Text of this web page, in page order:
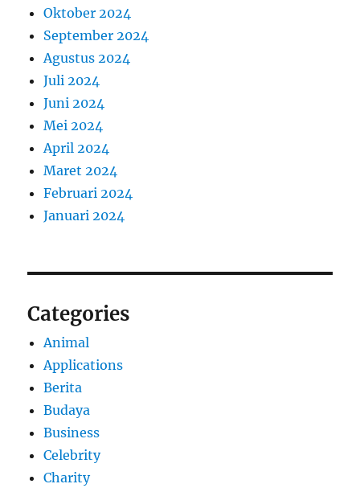
Oktober 2024
September 2024
Agustus 2024
Juli 2024
Juni 2024
Mei 2024
April 2024
Maret 2024
Februari 2024
Januari 2024
Categories
Animal
Applications
Berita
Budaya
Business
Celebrity
Charity